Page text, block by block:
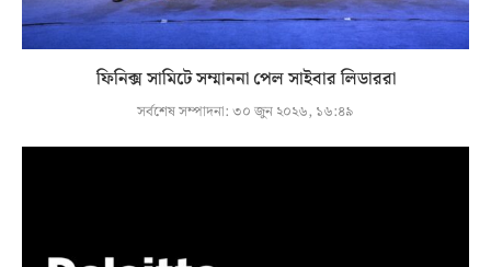
ফিনিক্স সামিটে সম্মাননা পেল সাইবার লিডাররা
সর্বশেষ সম্পাদনা:৩০ জুন ২০২৬, ১৬:৪৯